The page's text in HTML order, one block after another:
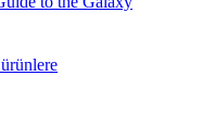
ürünlere